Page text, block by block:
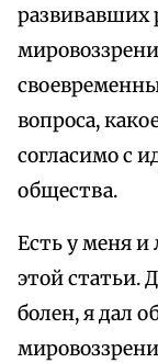
развивавших
вопроса,
согласимо с
общества.
Есть у меня
этой статьи.
болен, я дал